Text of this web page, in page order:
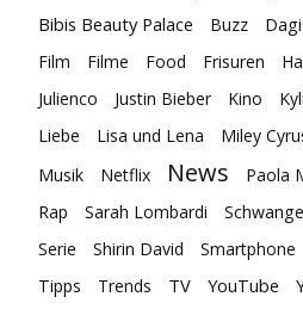
Bibis Beauty Palace Buzz
Film
Filme Food Frisuren
Julienco
Justin Bieber Kino
Liebe
Lisa und Lena Miley
Musik
Netflix News Paola
Rap
Sarah Lombardi
Serie
Shirin David Smartphone
Tipps
Trends TV YouTube